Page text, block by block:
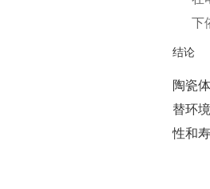
下
结论
陶瓷
替环
性和